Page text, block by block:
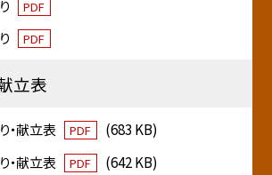
PDF
PDF
立表
・献立表 PDF
(683 KB)
・献立表
PDF (642 KB)